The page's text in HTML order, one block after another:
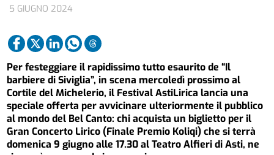
5 GIUGNO 2024
Per festeggiare il rapidissimo tutto esaurito de “Il
barbiere di Siviglia”, in scena mercoledì prossimo al
Cortile del Michelerio, il Festival AstiLirica lancia una
speciale offerta per avvicinare ulteriormente il pubblico
al mondo del Bel Canto: chi acquista un biglietto per il
Gran Concerto Lirico (Finale Premio Koliqi) che si terrà
domenica 9 giugno alle 17.30 al Teatro Alfieri di Asti, ne